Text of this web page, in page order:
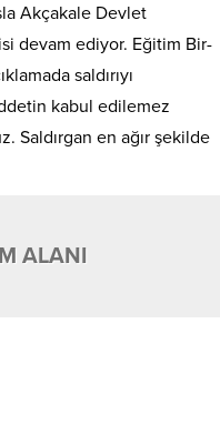
Akçakale Devlet
devam ediyor. Eğitim Bir-
saldırıyı
kabul edilemez
Saldırgan en ağır şekilde
ALANI